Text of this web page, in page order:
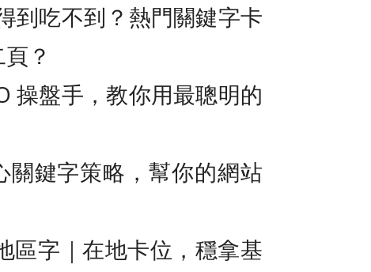
到吃不到？熱門關鍵字卡
？
操盤手，教你用最聰明的
關鍵字策略，幫你的網站
區字｜在地卡位，穩拿基